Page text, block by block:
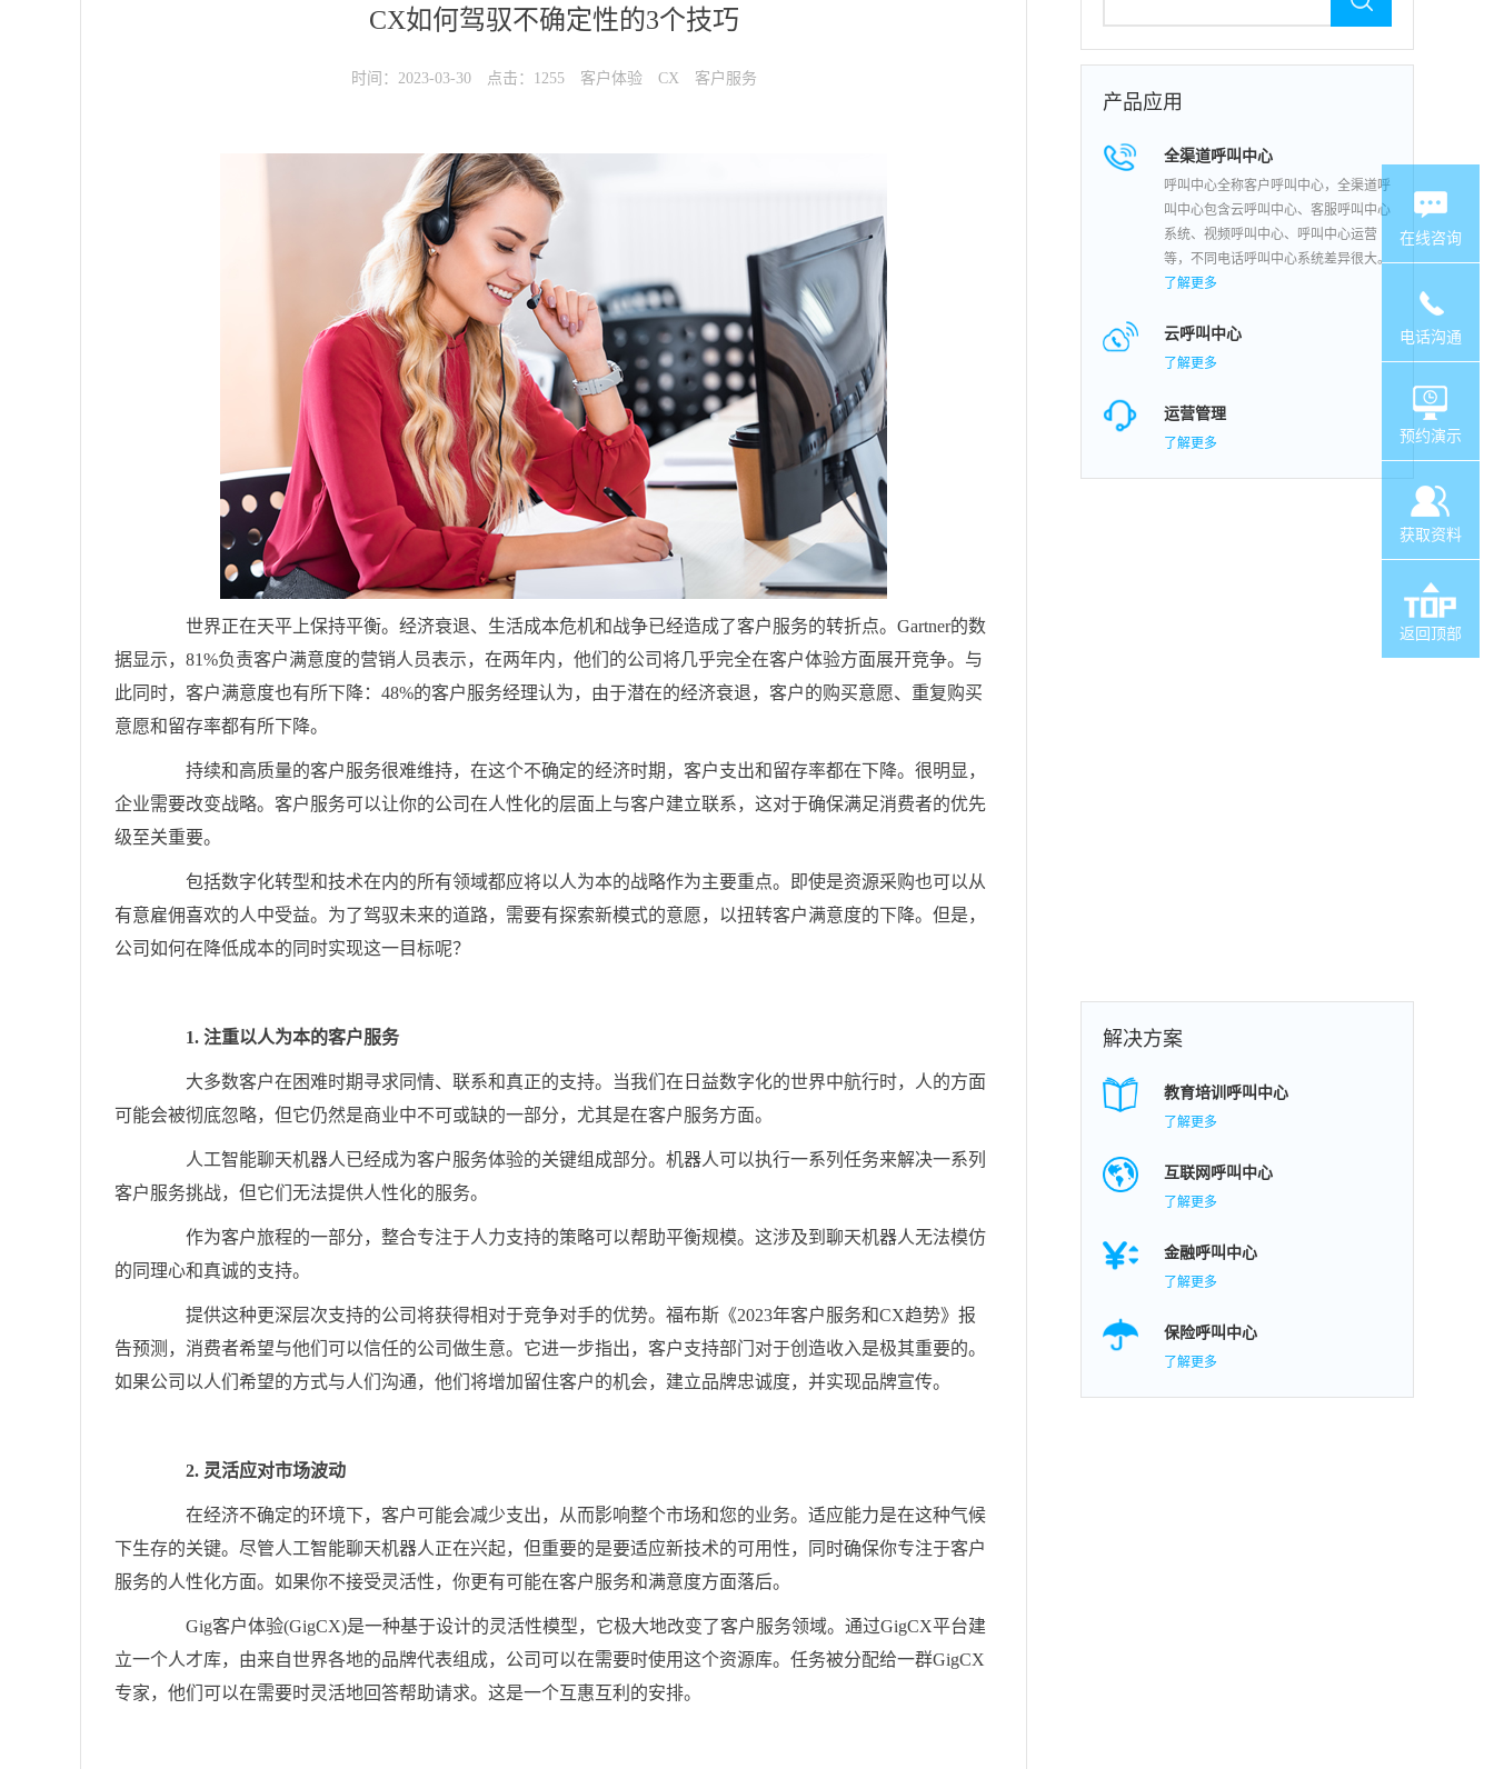
CX如何驾驭不确定性的3个技巧
时间：2023-03-30 点击：1255 客户体验 CX 客户服务
世界正在天平上保持平衡。经济衰退、生活成本危机和战争已经造成了客户服务的转折点。Gartner的数
据显示，81%负责客户满意度的营销人员表示，在两年内，他们的公司将几乎完全在客户体验方面展开竞争。与
此同时，客户满意度也有所下降：48%的客户服务经理认为，由于潜在的经济衰退，客户的购买意愿、重复购买
意愿和留存率都有所下降。
持续和高质量的客户服务很难维持，在这个不确定的经济时期，客户支出和留存率都在下降。很明显，
企业需要改变战略。客户服务可以让你的公司在人性化的层面上与客户建立联系，这对于确保满足消费者的优先
级至关重要。
包括数字化转型和技术在内的所有领域都应将以人为本的战略作为主要重点。即使是资源采购也可以从
有意雇佣喜欢的人中受益。为了驾驭未来的道路，需要有探索新模式的意愿，以扭转客户满意度的下降。但是，
公司如何在降低成本的同时实现这一目标呢？
1. 注重以人为本的客户服务
大多数客户在困难时期寻求同情、联系和真正的支持。当我们在日益数字化的世界中航行时，人的方面
可能会被彻底忽略，但它仍然是商业中不可或缺的一部分，尤其是在客户服务方面。
人工智能聊天机器人已经成为客户服务体验的关键组成部分。机器人可以执行一系列任务来解决一系列
客户服务挑战，但它们无法提供人性化的服务。
作为客户旅程的一部分，整合专注于人力支持的策略可以帮助平衡规模。这涉及到聊天机器人无法模仿
的同理心和真诚的支持。
提供这种更深层次支持的公司将获得相对于竞争对手的优势。福布斯《2023年客户服务和CX趋势》报
告预测，消费者希望与他们可以信任的公司做生意。它进一步指出，客户支持部门对于创造收入是极其重要的。
如果公司以人们希望的方式与人们沟通，他们将增加留住客户的机会，建立品牌忠诚度，并实现品牌宣传。
2. 灵活应对市场波动
在经济不确定的环境下，客户可能会减少支出，从而影响整个市场和您的业务。适应能力是在这种气候
下生存的关键。尽管人工智能聊天机器人正在兴起，但重要的是要适应新技术的可用性，同时确保你专注于客户
服务的人性化方面。如果你不接受灵活性，你更有可能在客户服务和满意度方面落后。
Gig客户体验(GigCX)是一种基于设计的灵活性模型，它极大地改变了客户服务领域。通过GigCX平台建
立一个人才库，由来自世界各地的品牌代表组成，公司可以在需要时使用这个资源库。任务被分配给一群GigCX
专家，他们可以在需要时灵活地回答帮助请求。这是一个互惠互利的安排。
产品应用
全渠道呼叫中心
呼叫中心全称客户呼叫中心，全渠道呼
叫中心包含云呼叫中心、客服呼叫中心
系统、视频呼叫中心、呼叫中心运营
等，不同电话呼叫中心系统差异很大。
了解更多
云呼叫中心
了解更多
运营管理
了解更多
解决方案
教育培训呼叫中心
了解更多
互联网呼叫中心
了解更多
金融呼叫中心
了解更多
保险呼叫中心
了解更多
在线咨询
电话沟通
预约演示
获取资料
返回顶部